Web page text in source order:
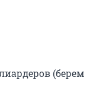
(берем